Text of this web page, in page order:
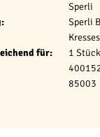
Sperli
Sperli
für:
1 Stück
85003